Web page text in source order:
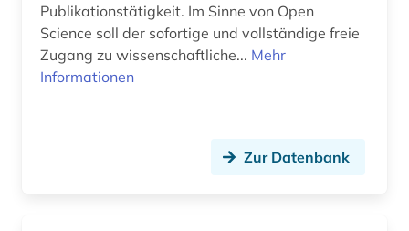
wirtschaft (3)
Publikationstätigkeit. Im Sinne von Open
Science soll der sofortige und vollständige freie
Zugang zu wissenschaftliche... Mehr
Informationen
Zur Datenbank